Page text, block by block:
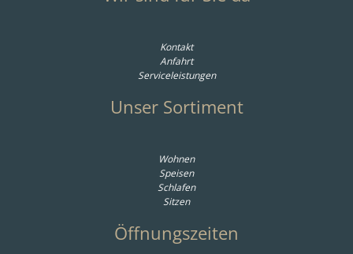
Kontakt
Anfahrt
Serviceleistungen
Unser Sortiment
Wohnen
Speisen
Schlafen
Sitzen
Öffnungszeiten